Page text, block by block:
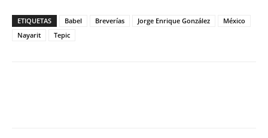
ETIQUETAS Babel Breverías Jorge Enrique González
México
Nayarit
Tepic